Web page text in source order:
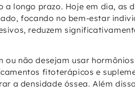
longo prazo. Hoje em dia, as
focando no bem-estar
reduzem
ou não desejam usar
fitoterápicos e
a densidade óssea. Além